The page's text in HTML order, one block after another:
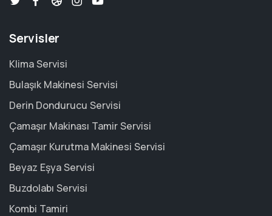
Servisler
Klima Servisi
Bulaşık Makinesi Servisi
Derin Dondurucu Servisi
Çamaşır Makinası Tamir Servisi
Çamaşır Kurutma Makinesi Servisi
Beyaz Eşya Servisi
Buzdolabı Servisi
Kombi Tamiri